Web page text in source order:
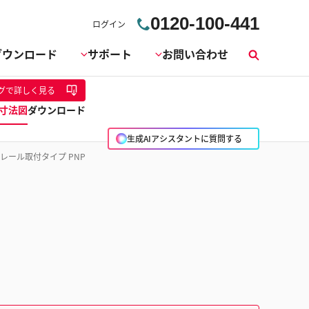
ログイン 0120-100-441
ンロード サポート お問い合わせ
索
生成AIアシスタントに質問する
で詳しく見る
法図ダウンロード
ール取付タイプ PNP